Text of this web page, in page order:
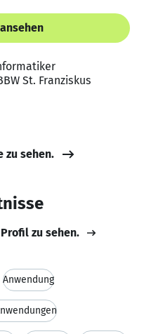
St. Franziskus
zu sehen.
zu sehen.
Anwendung